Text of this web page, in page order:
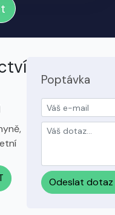
Poptávka
Odeslat dotaz